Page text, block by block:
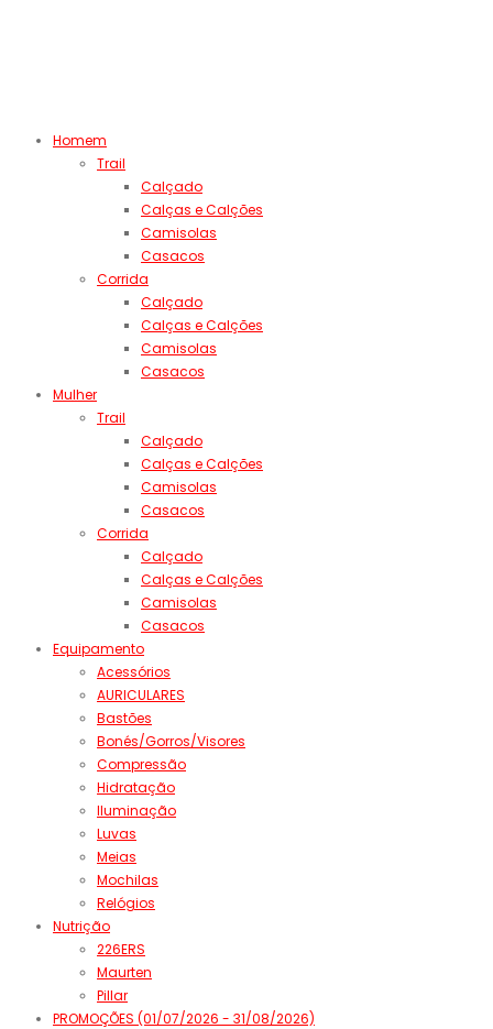
Homem
Trail
Calçado
Calças e Calções
Camisolas
Casacos
Corrida
Calçado
Calças e Calções
Camisolas
Casacos
Mulher
Trail
Calçado
Calças e Calções
Camisolas
Casacos
Corrida
Calçado
Calças e Calções
Camisolas
Casacos
Equipamento
Acessórios
AURICULARES
Bastões
Bonés/Gorros/Visores
Compressão
Hidratação
Iluminação
Luvas
Meias
Mochilas
Relógios
Nutrição
226ERS
Maurten
Pillar
PROMOÇÕES (01/07/2026 - 31/08/2026)